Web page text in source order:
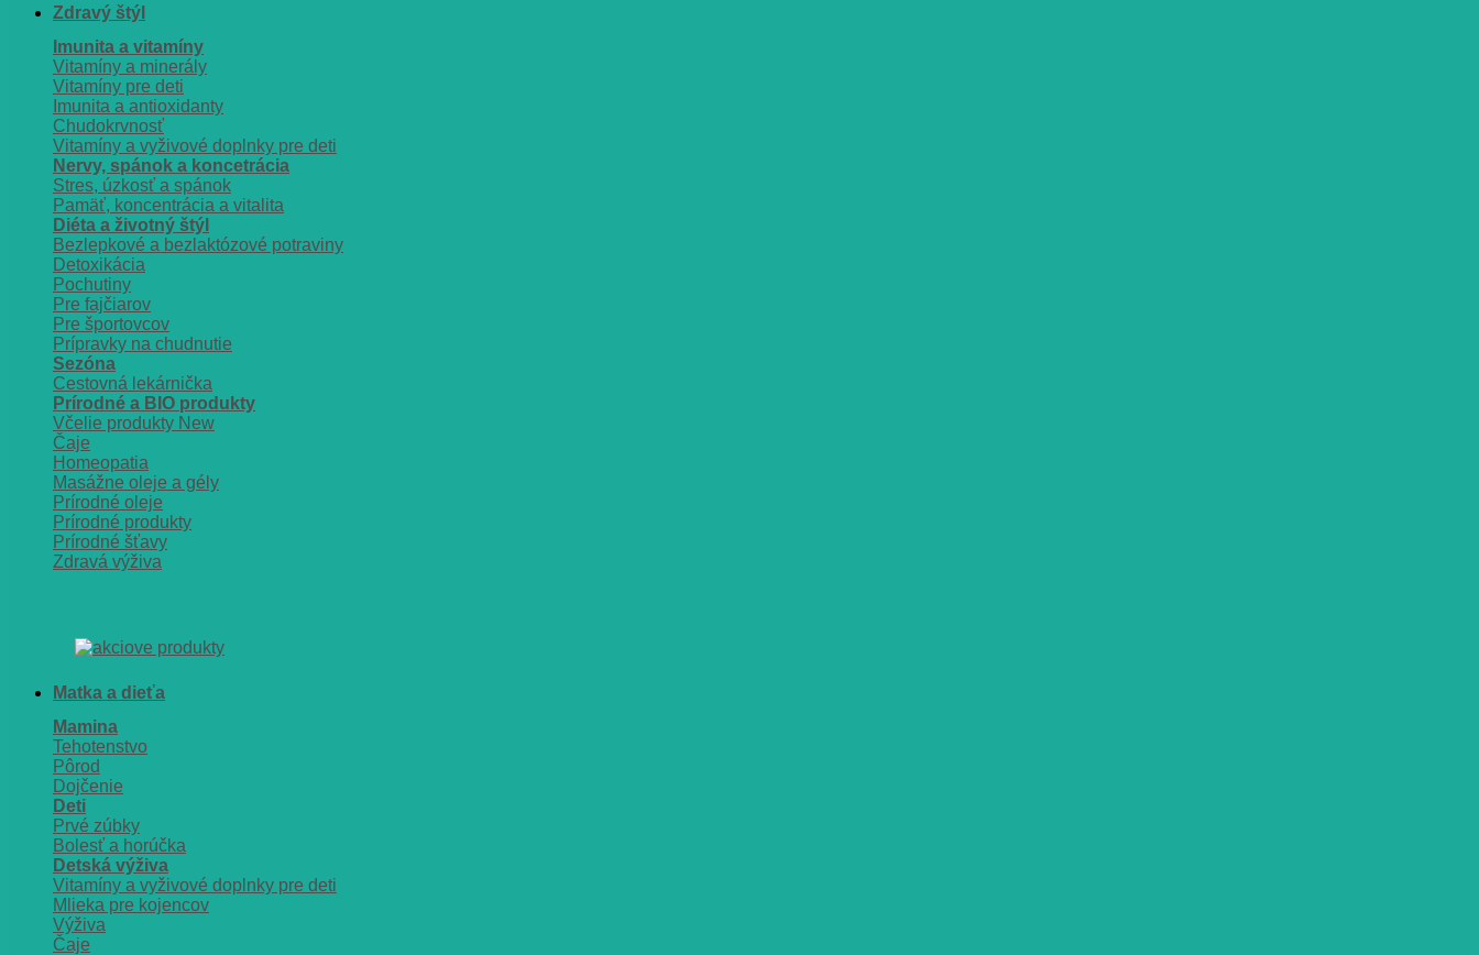
Zdravý štýl
Imunita a vitamíny
Vitamíny a minerály
Vitamíny pre deti
Imunita a antioxidanty
Chudokrvnosť
Vitamíny a vyživové doplnky pre deti
Nervy, spánok a koncetrácia
Stres, úzkosť a spánok
Pamäť, koncentrácia a vitalita
Diéta a životný štýl
Bezlepkové a bezlaktózové potraviny
Detoxikácia
Pochutiny
Pre fajčiarov
Pre športovcov
Prípravky na chudnutie
Sezóna
Cestovná lekárnička
Prírodné a BIO produkty
Včelie produkty
Čaje
Homeopatia
Masážne oleje a gély
Prírodné oleje
Prírodné produkty
Prírodné šťavy
Zdravá výživa
Matka a dieťa
Mamina
Tehotenstvo
Pôrod
Dojčenie
Deti
Prvé zúbky
Bolesť a horúčka
Detská výživa
Vitamíny a vyživové doplnky pre deti
Mlieka pre kojencov
Výživa
Čaje